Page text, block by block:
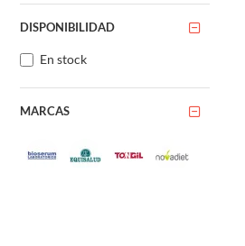
DISPONIBILIDAD
En stock
MARCAS